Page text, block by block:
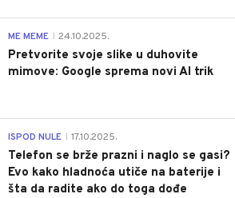
ME MEME 24.10.2025.
Pretvorite svoje slike u duhovite
mimove: Google sprema novi AI trik
ISPOD NULE 17.10.2025.
Telefon se brže prazni i naglo se gasi?
Evo kako hladnoća utiče na baterije i
šta da radite ako do toga dođe